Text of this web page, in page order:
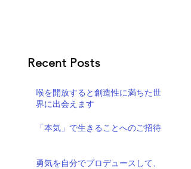
Recent Posts
喉を開放すると創造性に満ちた世
界に出会えます
「本気」で生きることへのご招待
勇気を自分でプロデュースして、